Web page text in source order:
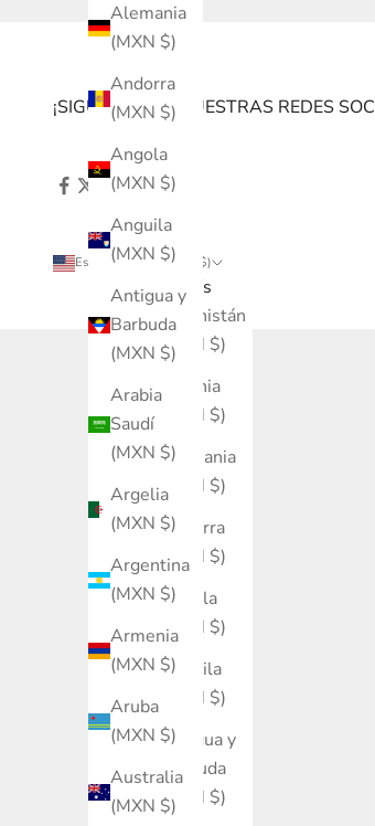
Alemania
(MXN $)
Andorra
(MXN $)
Angola
(MXN $)
Anguila
(MXN $)
Antigua y
Barbuda
(MXN $)
Arabia
Saudí
(MXN $)
Argelia
(MXN $)
Argentina
(MXN $)
Armenia
(MXN $)
Aruba
(MXN $)
Australia
(MXN $)
¡SIGUENOS EN NUESTRAS REDES
Estados Unidos (MXN $)
País
Afganistán
(MXN $)
Albania
(MXN $)
Alemania
(MXN $)
Andorra
(MXN $)
Angola
(MXN $)
Anguila
(MXN $)
Antigua y
Barbuda
(MXN $)